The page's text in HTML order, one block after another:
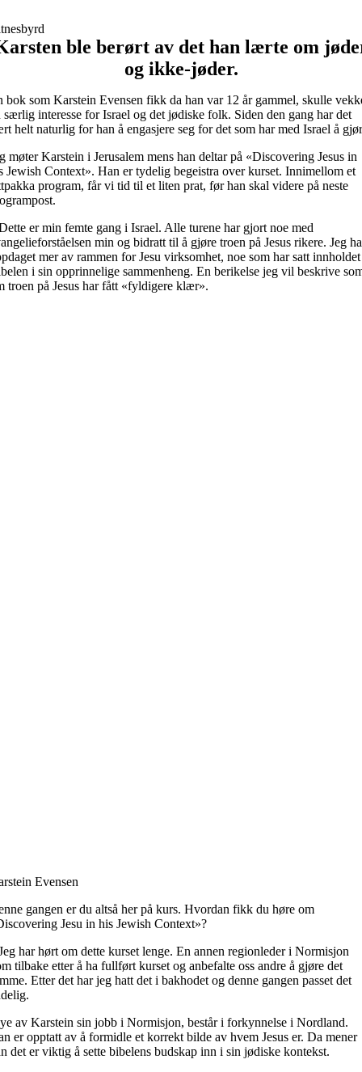
ble berørt av det han lærte om
og ikke-jøder.
bok som Karstein Evensen fikk da han var 12 år gammel, skulle
særlig interesse for Israel og det jødiske folk. Siden den gang har det
helt naturlig for han å engasjere seg for det som har med Israel å
møter Karstein i Jerusalem mens han deltar på «Discovering Jesus in
Jewish Context». Han er tydelig begeistra over kurset. Innimellom et
program, får vi tid til et liten prat, før han skal videre på neste
er min femte gang i Israel. Alle turene har gjort noe med
min og bidratt til å gjøre troen på Jesus rikere. Jeg
mer av rammen for Jesu virksomhet, noe som har satt
i sin opprinnelige sammenheng. En berikelse jeg vil beskrive
troen på Jesus har fått «fyldigere klær».
Evensen
gangen er du altså her på kurs. Hvordan fikk du høre om
Jesu in his Jewish Context»?
har hørt om dette kurset lenge. En annen regionleder i Normisjon
tilbake etter å ha fullført kurset og anbefalte oss andre å gjøre det
Etter det har jeg hatt det i bakhodet og denne gangen passet det
av Karstein sin jobb i Normisjon, består i forkynnelse i Nordland.
er opptatt av å formidle et korrekt bilde av hvem Jesus er. Da mener
det er viktig å sette bibelens budskap inn i sin jødiske kontekst.